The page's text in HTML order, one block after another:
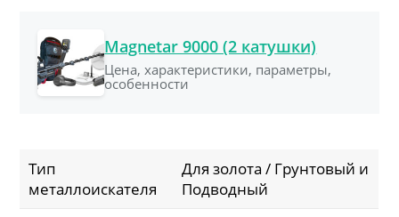
Magnetar 9000 (2 катушки)
Цена, характеристики, параметры,
особенности
Тип
металлоискателя
Для золота / Грунтовый и
Подводный